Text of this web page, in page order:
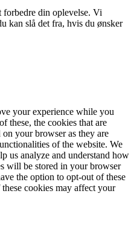
forbedre din oplevelse. Vi
kan slå det fra, hvis du ønsker
your experience while you
these, the cookies that are
on your browser as they are
of the website. We
us analyze and understand how
will be stored in your browser
the option to opt-out of these
cookies may affect your